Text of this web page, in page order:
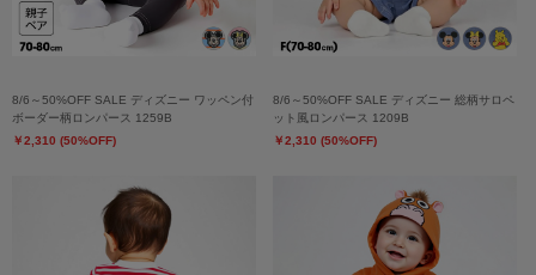
8/6～50%OFF SALE ディズニー ワッペン付
ボーダー柄ロンパース 1259B
￥2,310 (50%OFF)
8/6～50%OFF SALE ディズニー 総柄サロペ
ット風ロンパース 1209B
￥2,310 (50%OFF)